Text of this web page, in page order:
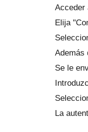
Acceder
Elija
Además
Se le
La